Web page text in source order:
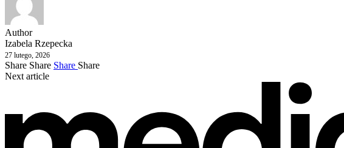
Author
Izabela Rzepecka
27 lutego, 2026
Share Share Share Share
Next article